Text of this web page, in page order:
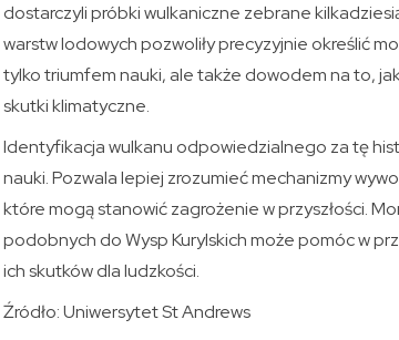
dostarczyli próbki wulkaniczne zebrane
warstw lodowych pozwoliły precyzyjnie określić
tylko triumfem nauki, ale także dowodem na to,
skutki klimatyczne.
Identyfikacja wulkanu odpowiedzialnego za tę
nauki. Pozwala lepiej zrozumieć mechanizmy
które mogą stanowić zagrożenie w przyszłości.
podobnych do Wysp Kurylskich może pomóc w
ich skutków dla ludzkości.
Źródło: Uniwersytet St Andrews